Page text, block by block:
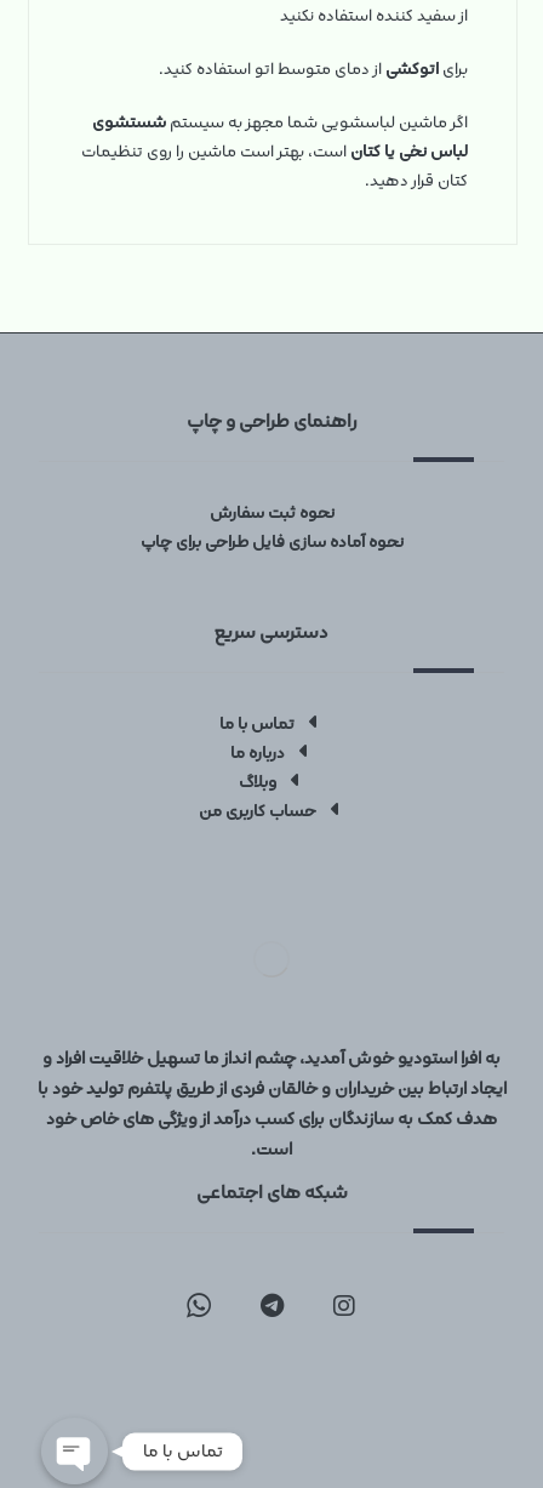
از سفید کننده استفاده نکنید
برایاتوکشیاز دمای متوسط اتو استفاده کنید.
اگر ماشین لباسشویی شما مجهز به سیستمشستشوی
لباس نخی یا کتاناست، بهتر است ماشین را روی تنظیمات
کتان قرار دهید.
راهنمای طراحی و چاپ
نحوه ثبت سفارش
نحوه آماده سازی فایل طراحی برای چاپ
دسترسی سریع
تماس با ما
درباره ما
وبلاگ
حساب کاربری من
به افرا استودیو خوش آمدید، چشم انداز ما تسهیل خلاقیت افراد و
ایجاد ارتباط بین خریداران و خالقان فردی از طریق پلتفرم تولید خود با
هدف کمک به سازندگان برای کسب درآمد از ویژگی های خاص خود
است.
شبکه های اجتماعی
تماس با ما